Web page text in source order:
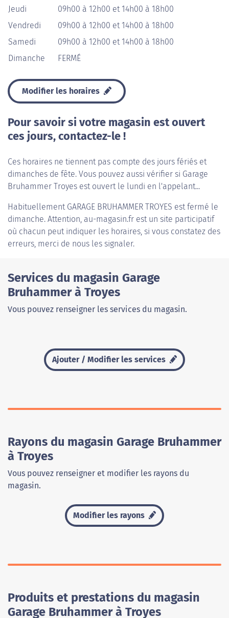
Jeudi
09h00 à 12h00 et 14h00 à 18h00
Vendredi
09h00 à 12h00 et 14h00 à 18h00
Samedi
09h00 à 12h00 et 14h00 à 18h00
Dimanche
FERMÉ
Modifier les horaires
Pour savoir si votre magasin est ouvert
ces jours, contactez-le !
Ces horaires ne tiennent pas compte des jours fériés et
dimanches de fête. Vous pouvez aussi vérifier si Garage
Bruhammer Troyes est ouvert le lundi en l'appelant...
Habituellement GARAGE BRUHAMMER TROYES est fermé le
dimanche. Attention, au-magasin.fr est un site participatif
où chacun peut indiquer les horaires, si vous constatez des
erreurs, merci de nous les signaler.
Services du magasin Garage
Bruhammer à Troyes
Vous pouvez renseigner les services du magasin.
Ajouter / Modifier les services
Rayons du magasin Garage Bruhammer
à Troyes
Vous pouvez renseigner et modifier les rayons du
magasin.
Modifier les rayons
Produits et prestations du magasin
Garage Bruhammer à Troyes